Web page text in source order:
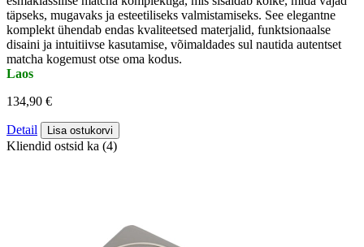
täpseks, mugavaks ja esteetiliseks valmistamiseks. See elegantne
komplekt ühendab endas kvaliteetsed materjalid, funktsionaalse
disaini ja intuitiivse kasutamise, võimaldades sul nautida autentset
matcha kogemust otse oma kodus.
Laos
134,90 €
Detail Lisa ostukorvi
Kliendid ostsid ka (4)